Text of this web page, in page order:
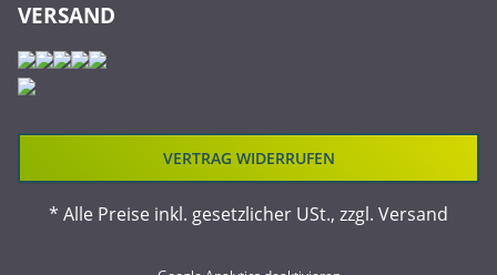
VERSAND
VERTRAG WIDERRUFEN
* Alle Preise inkl. gesetzlicher USt., zzgl. Versand